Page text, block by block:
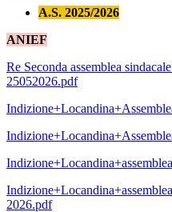
A.S. 2025/2026
ANIEF
Re Seconda assemblea
25052026.pdf
2026.pdf